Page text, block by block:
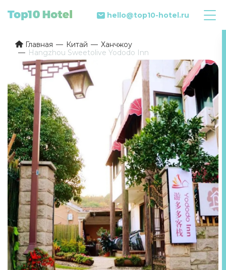
hello@top10-hotel.ru
Главная Китай
Ханчжоу
Hangzhou Sweetolive Yododo Inn